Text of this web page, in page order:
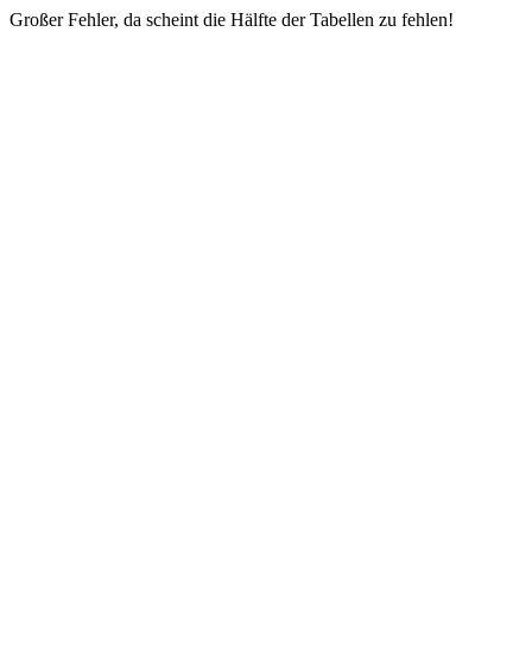
Großer Fehler, da scheint die Hälfte der Tabellen zu fehlen!